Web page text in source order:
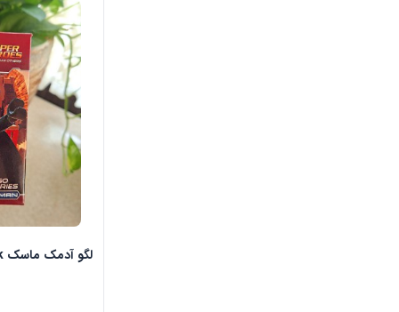
لگو آدمک ماسک Mask مدل بتمن کد 101